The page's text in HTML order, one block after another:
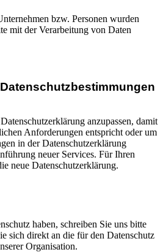
bzw. Personen wurden
mit der Verarbeitung von Daten
anzupassen, damit
Anforderungen entspricht oder um
in der Datenschutzerklärung
neuer Services. Für Ihren
neue Datenschutzerklärung.
haben, schreiben Sie uns bitte
sich direkt an die für den Datenschutz
Organisation.